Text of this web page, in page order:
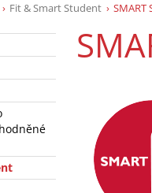
Fit & Smart Student SMART